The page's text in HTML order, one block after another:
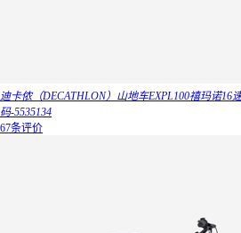
迪卡侬（DECATHLON）山地车EXPL100禧玛诺
码-5535134
67条评价